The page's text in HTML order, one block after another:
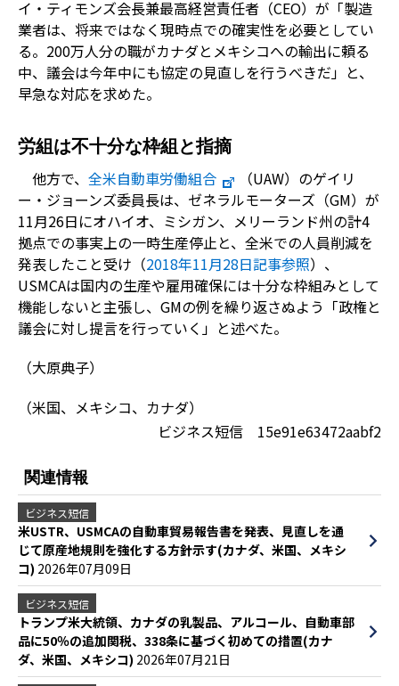
イ・ティモンズ会長兼最高経営責任者（CEO）が「製造
業者は、将来ではなく現時点での確実性を必要としてい
る。200万人分の職がカナダとメキシコへの輸出に頼る
中、議会は今年中にも協定の見直しを行うべきだ」と、
早急な対応を求めた。
労組は不十分な枠組と指摘
他方で、 全米自動車労働組合
（UAW）のゲイリ
ー・ジョーンズ委員長は、ゼネラルモーターズ（GM）が
11月26日にオハイオ、ミシガン、メリーランド州の計4
拠点での事実上の一時生産停止と、全米での人員削減を
発表したこと受け（2018年11月28日記事参照）、
USMCAは国内の生産や雇用確保には十分な枠組みとして
機能しないと主張し、GMの例を繰り返さぬよう「政権と
議会に対し提言を行っていく」と述べた。
（大原典子）
（米国、メキシコ、カナダ）
ビジネス短信 15e91e63472aabf2
関連情報
ビジネス短信
米USTR、USMCAの自動車貿易報告書を発表、見直しを通
じて原産地規則を強化する方針示す(カナダ、米国、メキシ
コ) 2026年07月09日
ビジネス短信
トランプ米大統領、カナダの乳製品、アルコール、自動車部
品に50％の追加関税、338条に基づく初めての措置(カナ
ダ、米国、メキシコ) 2026年07月21日